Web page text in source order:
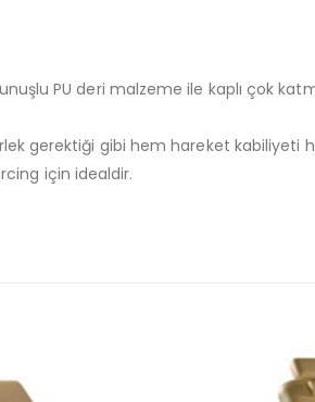
PU deri malzeme ile kaplı çok
gerektiği gibi hem hareket kabiliyeti
için idealdir.